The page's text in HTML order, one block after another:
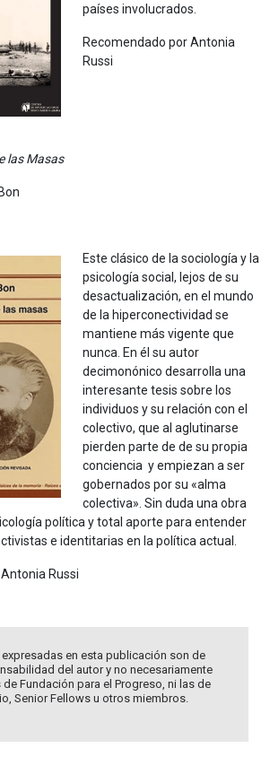
países involucrados.
Recomendado por Antonia
Russi
las Masas
Este clásico de la sociología y la
psicología social, lejos de su
desactualización, en el mundo
de la hiperconectividad se
mantiene más vigente que
nunca. En él su autor
decimonónico desarrolla una
interesante tesis sobre los
individuos y su relación con el
colectivo, que al aglutinarse
pierden parte de de su propia
conciencia y empiezan a ser
gobernados por su «alma
colectiva». Sin duda una obra
política y total aporte para entender
e identitarias en la política actual.
Russi
en esta publicación son de
del autor y no necesariamente
Fundación para el Progreso, ni las de
Senior Fellows u otros miembros.